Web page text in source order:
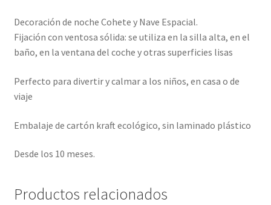
Decoración de noche Cohete y Nave Espacial.
Fijación con ventosa sólida: se utiliza en la silla alta, en el
baño, en la ventana del coche y otras superficies lisas
Perfecto para divertir y calmar a los niños, en casa o de
viaje
Embalaje de cartón kraft ecológico, sin laminado plástico
Desde los 10 meses.
Productos relacionados